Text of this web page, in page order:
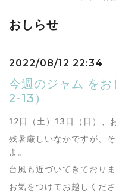
おしらせ
2022/08/12 22:34
今週のジャム を
2-13）
12日（土）13日（日）、
残暑厳しいなかですが、
よ。
台風も近づいてきておりま
お気をつけてお越しくださ